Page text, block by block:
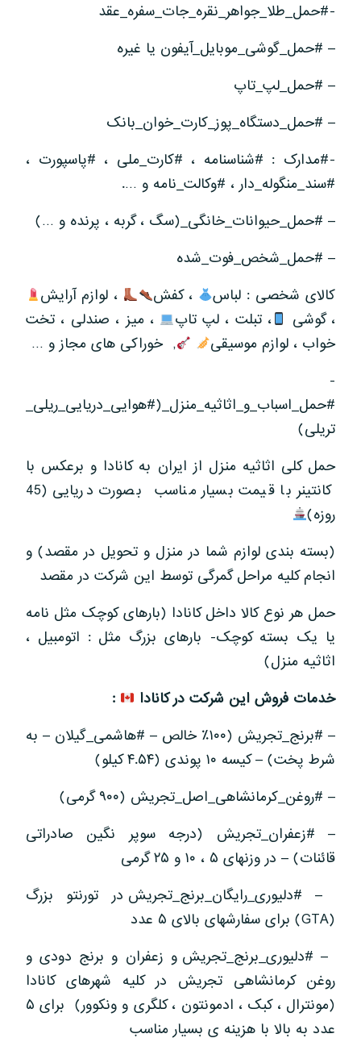
-#حمل_طلا_جواهر_نقره_جات_سفره_عقد
– #حمل_گوشی_موبایل_آیفون یا غیره
– #حمل_لپ_تاپ
– #حمل_دستگاه_پوز_کارت_خوان_بانک
-#مدارک : #شناسنامه ، #کارت_ملی ، #پاسپورت ،
#سند_منگوله_دار ، #وکالت_نامه و ….
– #حمل_حیوانات_خانگی_(سگ ، گربه ، پرنده و …)
– #حمل_شخص_فوت_شده
کالای شخصی : لباس
، کفش
، لوازم آرایش
، گوشی
، تبلت ، لپ تاپ
، میز ، صندلی ، تخت
خواب ، لوازم موسیقی
, خوراکی های مجاز و …
-
#حمل_اسباب_و_اثاثیه_منزل_(#هوایی_دریایی_ریلی_
تریلی)
حمل کلی اثاثیه منزل از ایران به کانادا و برعکس با
کانتینر با قیمت بسیار مناسب بصورت دریایی (45
روزه)
(بسته بندی لوازم شما در منزل و تحویل در مقصد) و
انجام کلیه مراحل گمرگی توسط این شرکت در مقصد
حمل هر نوع کالا داخل کانادا (بارهای کوچک مثل نامه
یا یک بسته کوچک- بارهای بزرگ مثل : اتومبیل ،
اثاثیه منزل)
خدمات فروش این شرکت در کانادا
:
– #برنج_تجریش (۱۰۰٪ خالص – #هاشمی_گیلان – به
شرط پخت) – کیسه ۱۰ پوندی (۴.۵۴ کیلو)
– #روغن_کرمانشاهی_اصل_تجریش (۹۰۰ گرمی)
– #زعفران_تجریش (درجه سوپر نگین صادراتی
قائنات) – در وزنهای ۵ ، ۱۰ و ۲۵ گرمی
– #دلیوری_رایگان_برنج_تجریش در تورنتو بزرگ
(GTA) برای سفارشهای بالای ۵ عدد
– #دلیوری_برنج_تجریش و زعفران و برنج دودی و
روغن کرمانشاهی تجریش در کلیه شهرهای کانادا
(مونترال ، کبک ، ادمونتون ، کلگری و ونکوور) برای ۵
عدد به بالا با هزینه ی بسیار مناسب